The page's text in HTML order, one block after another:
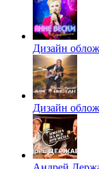
Дизайн
Дизайн